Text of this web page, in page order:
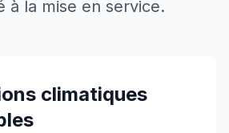
à la mise en service.
climatiques